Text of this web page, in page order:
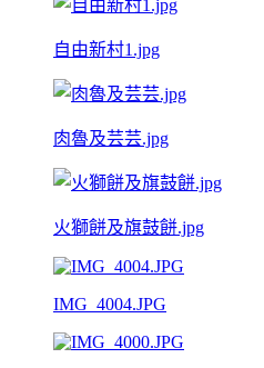
自由新村1.jpg
肉魯及芸芸.jpg
火獅餅及旗鼓餅.jpg
IMG_4004.JPG